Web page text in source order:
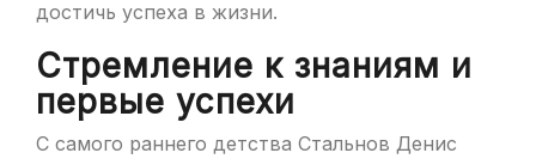
достичь успеха в жизни.
Стремление к знаниям и
первые успехи
С самого раннего детства Стальнов Денис